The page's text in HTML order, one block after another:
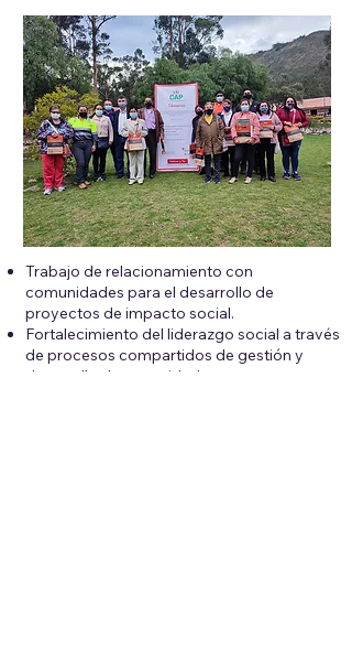
Trabajo de relacionamiento con
comunidades para el desarrollo de
proyectos de impacto social.
Fortalecimiento del liderazgo social a través
de procesos compartidos de gestión y
desarrollo de capacidades.